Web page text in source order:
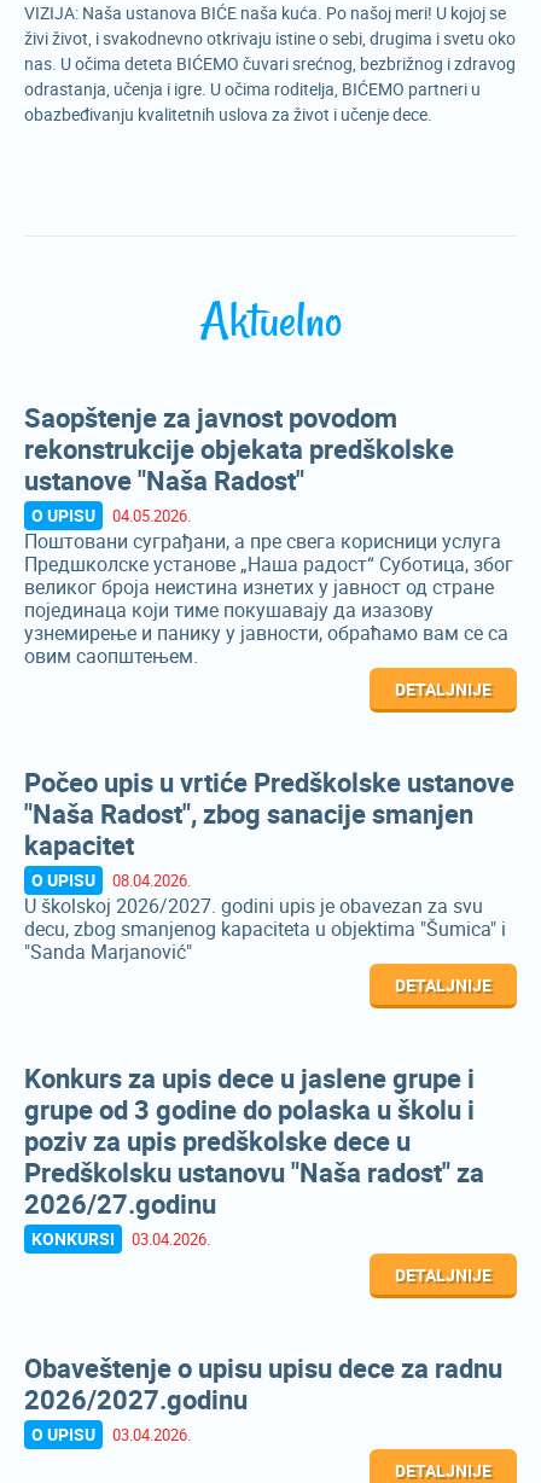
VIZIJA: Naša ustanova BIĆE naša kuća. Po našoj meri! U kojoj se
živi život, i svakodnevno otkrivaju istine o sebi, drugima i svetu oko
nas. U očima deteta BIĆEMO čuvari srećnog, bezbrižnog i zdravog
odrastanja, učenja i igre. U očima roditelja, BIĆEMO partneri u
obazbeđivanju kvalitetnih uslova za život i učenje dece.
Aktuelno
Saopštenje za javnost povodom
rekonstrukcije objekata predškolske
ustanove "Naša Radost"
O UPISU 04.05.2026.
Поштовани суграђани, а пре свега корисници услуга
Предшколске установе „Наша радост“ Суботица, због
великог броја неистина изнетих у јавност од стране
појединаца који тиме покушавају да изазову
узнемирење и панику у јавности, обраћамо вам се са
овим саопштењем.
DETALJNIJE
Počeo upis u vrtiće Predškolske ustanove
"Naša Radost", zbog sanacije smanjen
kapacitet
O UPISU 08.04.2026.
U školskoj 2026/2027. godini upis je obavezan za svu
decu, zbog smanjenog kapaciteta u objektima "Šumica" i
"Sanda Marjanović"
DETALJNIJE
Konkurs za upis dece u jaslene grupe i
grupe od 3 godine do polaska u školu i
poziv za upis predškolske dece u
Predškolsku ustanovu "Naša radost" za
2026/27.godinu
KONKURSI 03.04.2026.
DETALJNIJE
Obaveštenje o upisu upisu dece za radnu
2026/2027.godinu
O UPISU 03.04.2026.
DETALJNIJE